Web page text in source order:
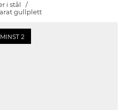
i stål
gullplett
2